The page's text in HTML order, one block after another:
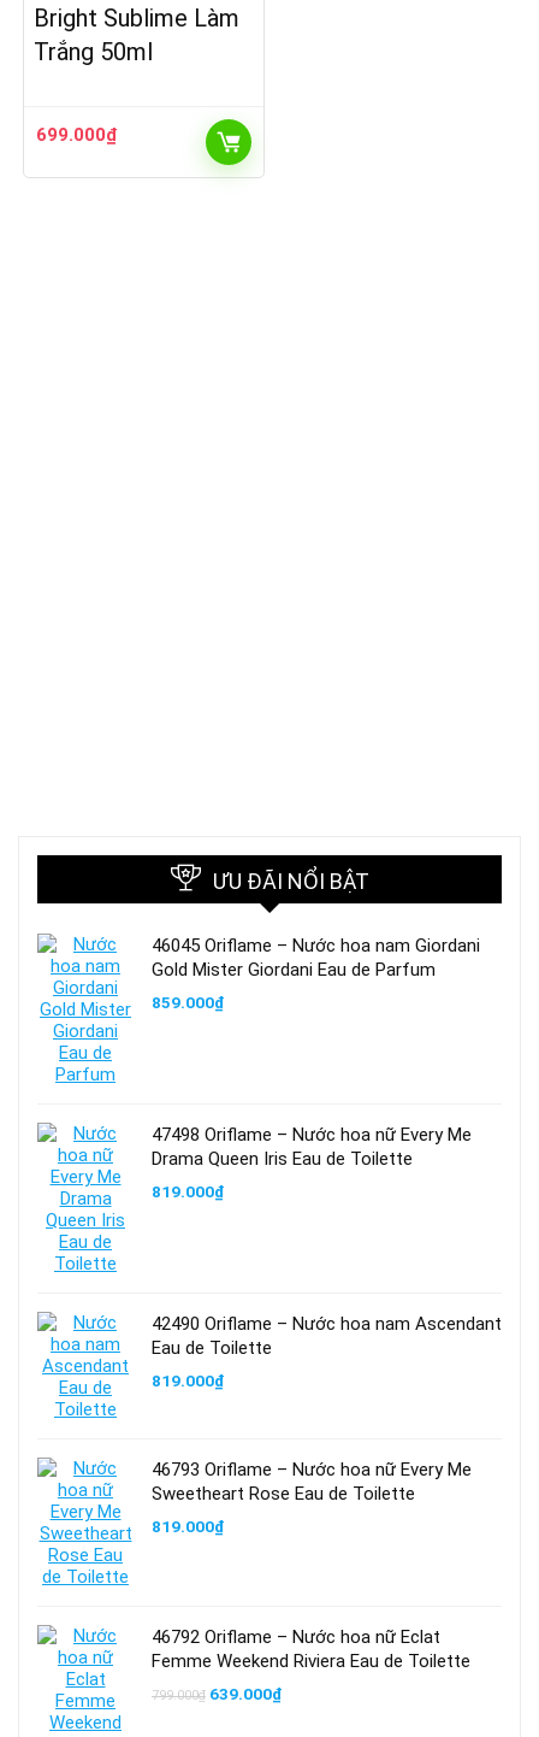
Bright Sublime Làm
Trắng 50ml
699.000₫
ƯU ĐÃI NỔI BẬT
46045 Oriflame – Nước hoa nam Giordani
Gold Mister Giordani Eau de Parfum
859.000₫
47498 Oriflame – Nước hoa nữ Every Me
Drama Queen Iris Eau de Toilette
819.000₫
42490 Oriflame – Nước hoa nam Ascendant
Eau de Toilette
819.000₫
46793 Oriflame – Nước hoa nữ Every Me
Sweetheart Rose Eau de Toilette
819.000₫
46792 Oriflame – Nước hoa nữ Eclat
Femme Weekend Riviera Eau de Toilette
799.000₫ Giá
639.000₫Giá